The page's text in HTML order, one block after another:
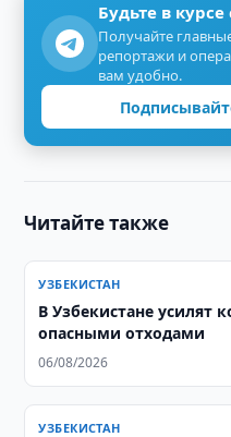
Будьте в
Получайте
репортажи и
вам удобно.
Читайте также
УЗБЕКИСТАН
В Узбекистане усилят
опасными отходами
06/08/2026
УЗБЕКИСТАН